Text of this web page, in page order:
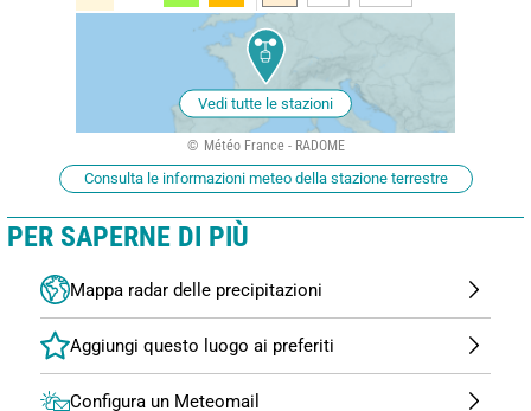
Vedi tutte le stazioni
Météo France - RADOME
Consulta le informazioni meteo della stazione terrestre
PER SAPERNE DI PIÙ
Mappa radar delle precipitazioni
Configura un Meteomail